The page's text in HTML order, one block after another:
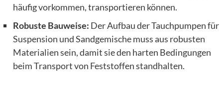
häufig vorkommen, transportieren können.
Robuste Bauweise: Der Aufbau der Tauchpumpen für
Suspension und Sandgemische muss aus robusten
Materialien sein, damit sie den harten Bedingungen
beim Transport von Feststoffen standhalten.